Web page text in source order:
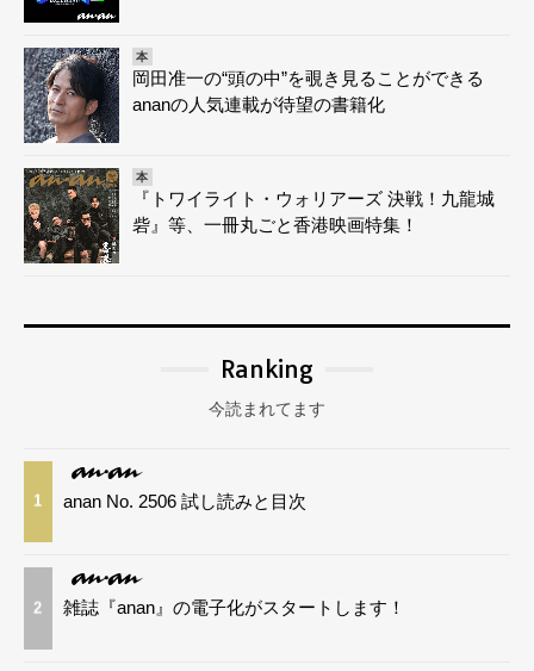
本
岡田准一の“頭の中”を覗き見ることができる
ananの人気連載が待望の書籍化
本
『トワイライト・ウォリアーズ 決戦！九龍城
砦』等、一冊丸ごと香港映画特集！
Ranking
今読まれてます
1 anan No. 2506 試し読みと目次
2 雑誌『anan』の電子化がスタートします！